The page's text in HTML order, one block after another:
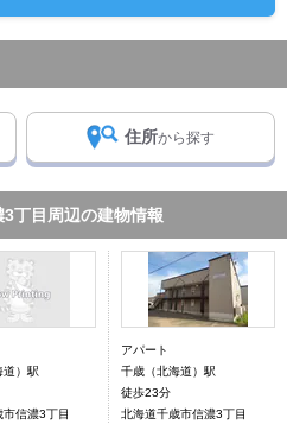
住所から探す
丁目周辺の建物情報
道）駅
信濃3丁目
アパート
千歳（北海道）駅
徒歩23分
北海道千歳市信濃3丁目